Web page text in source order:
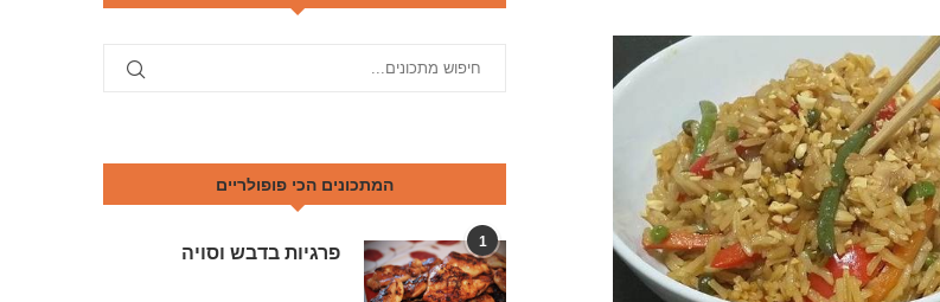
המתכונים הכי פופולריים
1
פרגיות בדבש וסויה